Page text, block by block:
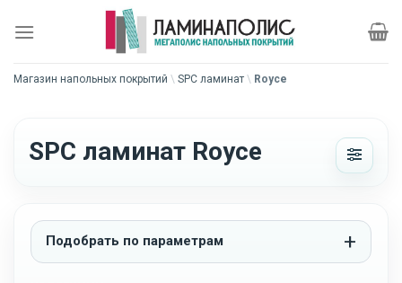
Магазин напольных покрытий \ SPC ламинат \ Royce
SPC ламинат Royce
Подобрать по параметрам